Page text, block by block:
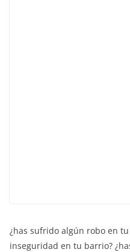
¿has sufrido algún robo en
inseguridad en tu barrio?